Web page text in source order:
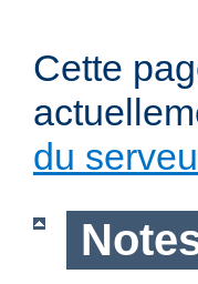
Cette
du